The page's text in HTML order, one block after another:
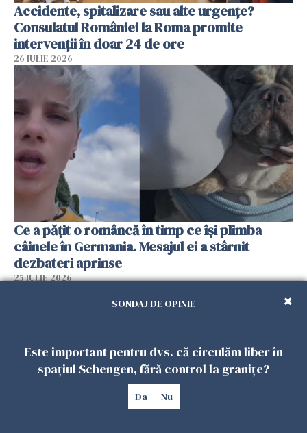
Accidente, spitalizare sau alte urgențe?
Consulatul României la Roma promite
intervenții în doar 24 de ore
26 IULIE 2026
Ce a pățit o româncă în timp ce își plimba
câinele în Germania. Mesajul ei a stârnit
dezbateri aprinse
25 IULIE 2026
SONDAJ DE OPINIE
Este important pentru dvs. că circulăm liber în
spațiul Schengen, fără control la granițe?
Da Nu